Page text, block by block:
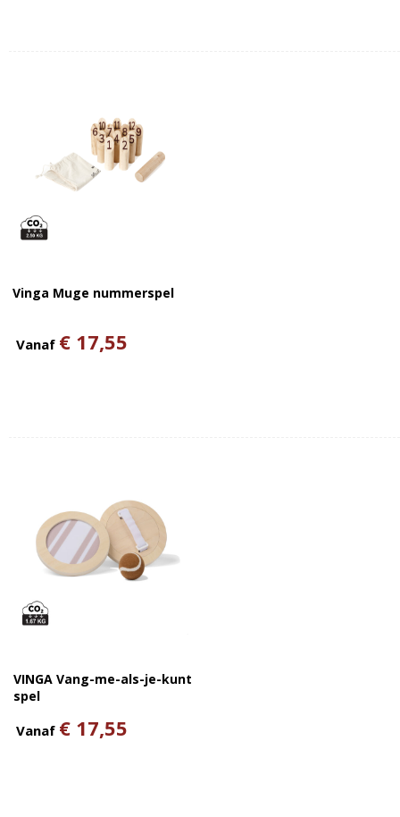
Vinga Muge nummerspel
Vanaf € 17,55
VINGA Vang-me-als-je-kunt
spel
Vanaf € 17,55